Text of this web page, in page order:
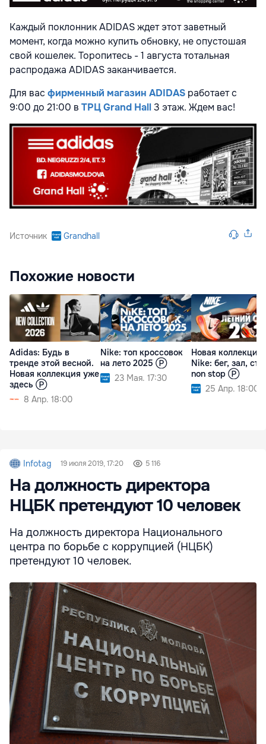
Каждый поклонник ADIDAS ждет этот заветный
момент, когда можно купить обновку, не опустошая
свой кошелек. Торопитесь - 1 августа тотальная
распродажа ADIDAS заканчивается.
Для вас фирменный магазин ADIDAS работает с
9:00 до 21:00 в ТРЦ Grand Hall3 этаж. Ждем вас!
Источник Grandhall
Похожие новости
Adidas: Будь в
тренде этой весной.
Новая коллекция уже
здесь Ⓟ
8 Апр. 18:00
Nike: топ кроссовок
на лето 2025 Ⓟ
23 Мая. 17:30
Новая коллекция
Nike: бег, зал,
non stop Ⓟ
25 Апр. 18:00
Infotag 19 июля 2019, 17:20 5 116
На должность директора
НЦБК претендуют 10 человек
На должность директора Национального
центра по борьбе с коррупцией (НЦБК)
претендуют 10 человек.